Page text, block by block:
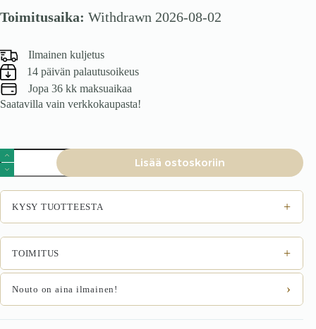
Toimitusaika: Withdrawn 2026-08-02
Ilmainen kuljetus
14 päivän palautusoikeus
Jopa 36 kk maksuaikaa
Saatavilla vain verkkokaupasta!
Alakaappi
VENTO
D-
30/82
käsityö
tammi
määrä
Lisää ostoskoriin
KYSY TUOTTEESTA +
TOIMITUS +
Nouto on aina ilmainen! ›